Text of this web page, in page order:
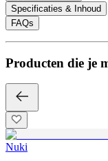
Specificaties & Inhoud
FAQs
Producten die je
Nuki